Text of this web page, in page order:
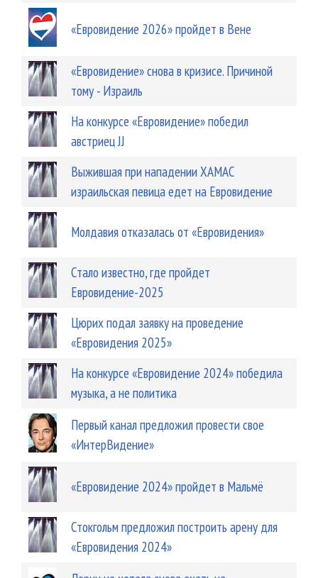
«Евровидение 2026» пройдет в Вене
«Евровидение» снова в кризисе. Причиной
тому - Израиль
На конкурсе «Евровидение» победил
австриец JJ
Выжившая при нападении ХАМАС
израильская певица едет на Евровидение
Молдавия отказалась от «Евровидения»
Стало известно, где пройдет
Евровидение-2025
Цюрих подал заявку на проведение
«Евровидения 2025»
На конкурсе «Евровидение 2024» победила
музыка, а не политика
Первый канал предложил провести свое
«ИнтерВидение»
«Евровидение 2024» пройдет в Мальмё
Стокгольм предложил построить арену для
«Евровидения 2024»